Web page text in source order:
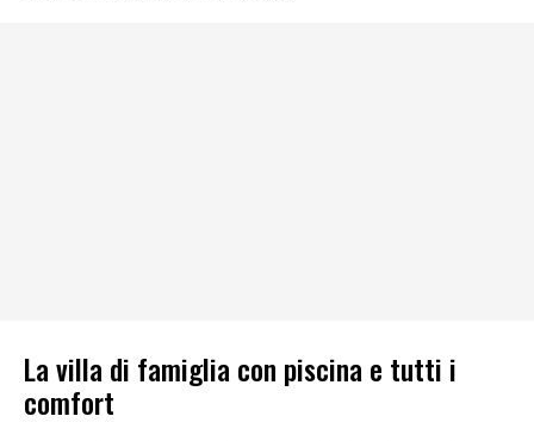
La villa di famiglia con piscina e tutti i
comfort